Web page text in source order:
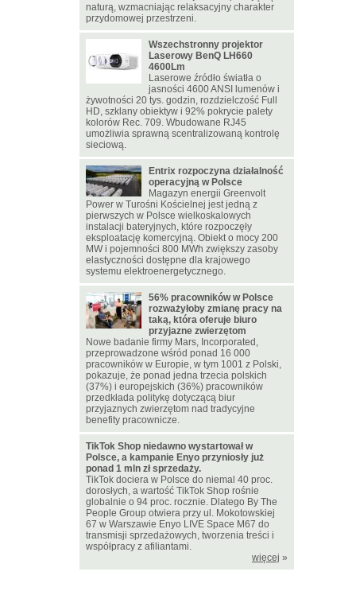
naturą, wzmacniając relaksacyjny charakter
przydomowej przestrzeni.
Wszechstronny projektor
Laserowy BenQ LH660
4600Lm
Laserowe źródło światła o
jasności 4600 ANSI lumenów i
żywotności 20 tys. godzin, rozdzielczość Full
HD, szklany obiektyw i 92% pokrycie palety
kolorów Rec. 709. Wbudowane RJ45
umożliwia sprawną scentralizowaną kontrolę
sieciową.
Entrix rozpoczyna działalność
operacyjną w Polsce
Magazyn energii Greenvolt
Power w Turośni Kościelnej jest jedną z
pierwszych w Polsce wielkoskalowych
instalacji bateryjnych, które rozpoczęły
eksploatację komercyjną. Obiekt o mocy 200
MW i pojemności 800 MWh zwiększy zasoby
elastyczności dostępne dla krajowego
systemu elektroenergetycznego.
56% pracowników w Polsce
rozważyłoby zmianę pracy na
taką, która oferuje biuro
przyjazne zwierzętom
Nowe badanie firmy Mars, Incorporated,
przeprowadzone wśród ponad 16 000
pracowników w Europie, w tym 1001 z Polski,
pokazuje, że ponad jedna trzecia polskich
(37%) i europejskich (36%) pracowników
przedkłada politykę dotyczącą biur
przyjaznych zwierzętom nad tradycyjne
benefity pracownicze.
TikTok Shop niedawno wystartował w
Polsce, a kampanie Enyo przyniosły już
ponad 1 mln zł sprzedaży.
TikTok dociera w Polsce do niemal 40 proc.
dorosłych, a wartość TikTok Shop rośnie
globalnie o 94 proc. rocznie. Dlatego By The
People Group otwiera przy ul. Mokotowskiej
67 w Warszawie Enyo LIVE Space M67 do
transmisji sprzedażowych, tworzenia treści i
współpracy z afiliantami.
więcej »